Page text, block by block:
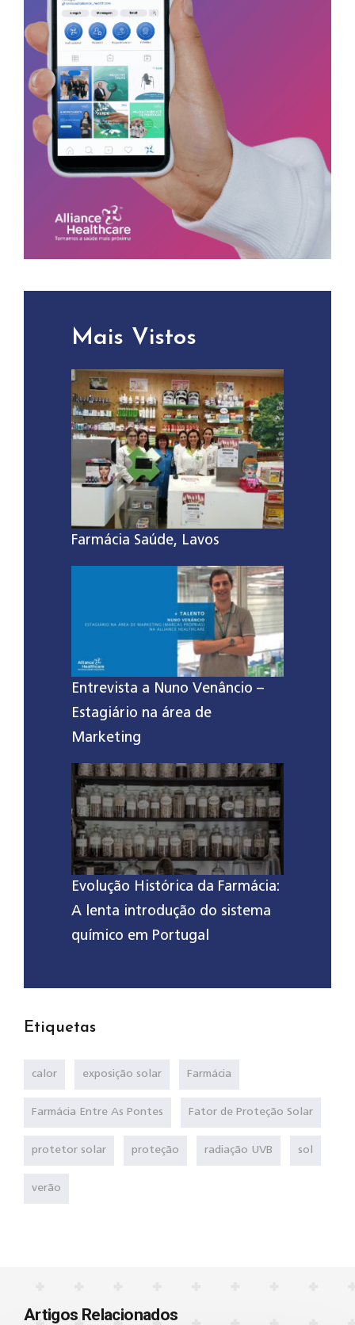
Mais Vistos
Farmácia Saúde, Lavos
Entrevista a Nuno Venâncio –
Estagiário na área de
Marketing
Evolução Histórica da Farmácia:
A lenta introdução do sistema
químico em Portugal
Etiquetas
calor exposição solar Farmácia
Farmácia Entre As Pontes Fator de Proteção Solar
protetor solar proteção radiação UVB sol
verão
Artigos Relacionados